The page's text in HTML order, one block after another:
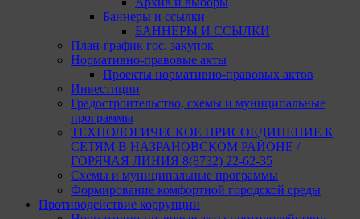
Баннеры и ссылки
БАННЕРЫ И ССЫЛКИ
План-график гос. закупок
Нормативно-правовые акты
Проекты нормативно-правовых актов
Инвестиции
Градостроительство, схемы и муниципальные
программы
ТЕХНОЛОГИЧЕСКОЕ ПРИСОЕДИНЕНИЕ К
СЕТЯМ В НАЗРАНОВСКОМ РАЙОНЕ /
ГОРЯЧАЯ ЛИНИЯ 8(8732) 22-62-35
Схемы и муниципальные программы
Формирование комфортной городской среды
Противодействие коррупции